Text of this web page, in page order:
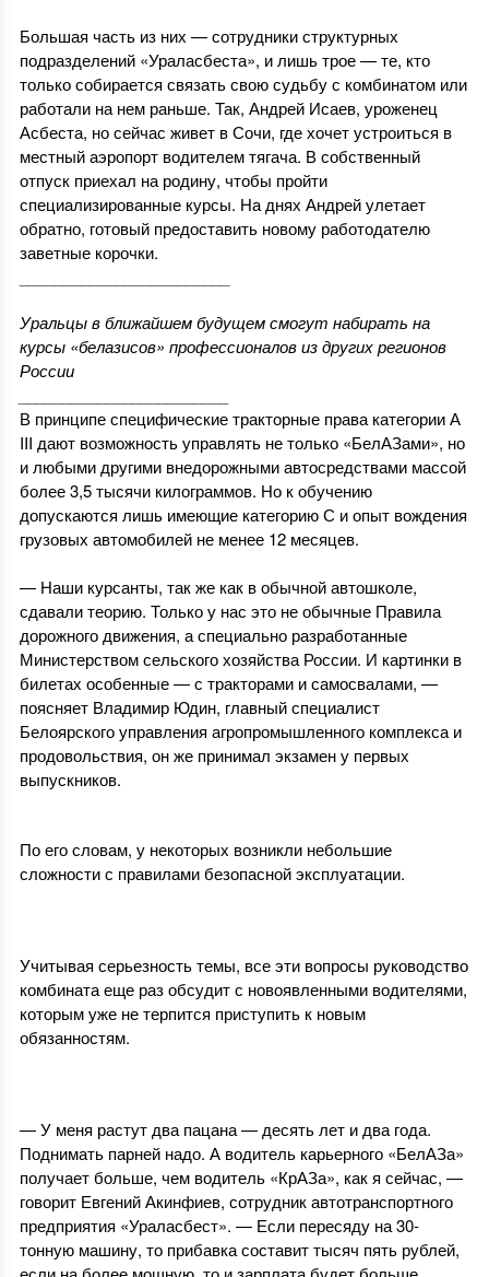
Большая часть из них — сотрудники структурных
подразделений «Ураласбеста», и лишь трое — те, кто
только собирается связать свою судьбу с комбинатом или
работали на нем раньше. Так, Андрей Исаев, уроженец
Асбеста, но сейчас живет в Сочи, где хочет устроиться в
местный аэропорт водителем тягача. В собственный
отпуск приехал на родину, чтобы пройти
специализированные курсы. На днях Андрей улетает
обратно, готовый предоставить новому работодателю
заветные корочки.
Уральцы в ближайшем будущем смогут набирать на
курсы «белазисов» профессионалов из других регионов
России
В принципе специфические тракторные права категории А
III дают возможность управлять не только «БелАЗами», но
и любыми другими внедорожными автосредствами массой
более 3,5 тысячи килограммов. Но к обучению
допускаются лишь имеющие категорию С и опыт вождения
грузовых автомобилей не менее 12 месяцев.
— Наши курсанты, так же как в обычной автошколе,
сдавали теорию. Только у нас это не обычные Правила
дорожного движения, а специально разработанные
Министерством сельского хозяйства России. И картинки в
билетах особенные — с тракторами и самосвалами, —
поясняет Владимир Юдин, главный специалист
Белоярского управления агропромышленного комплекса и
продовольствия, он же принимал экзамен у первых
выпускников.
По его словам, у некоторых возникли небольшие
сложности с правилами безопасной эксплуатации.
Учитывая серьезность темы, все эти вопросы руководство
комбината еще раз обсудит с новоявленными водителями,
которым уже не терпится приступить к новым
обязанностям.
— У меня растут два пацана — десять лет и два года.
Поднимать парней надо. А водитель карьерного «БелАЗа»
получает больше, чем водитель «КрАЗа», как я сейчас, —
говорит Евгений Акинфиев, сотрудник автотранспортного
предприятия «Ураласбест». — Если пересяду на 30-
тонную машину, то прибавка составит тысяч пять рублей,